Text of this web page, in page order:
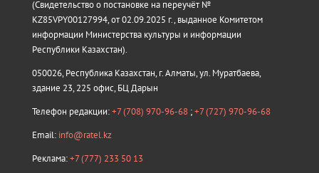
(Свидетельство о постановке на переучёт №
KZ85VPY00127994, от 02.09.2025 г., выданное Комитетом
информации Министерства культуры и информации
Республики Казахстан).
050026, Республика Казахстан, г. Алматы, ул. Муратбаева,
здание 23, 225 офис, БЦ Дарын
Телефон редакции:+7 (708) 970-96-68 ;+7 (727) 970-96-68
Email: info@ratel.kz
Реклама:+7 (777) 233 50 13